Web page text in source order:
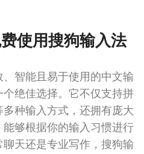
使用搜狗输入法
智能且易于使用的中文输
绝佳选择。它不仅支持拼
种输入方式，还拥有庞大
够根据你的输入习惯进行
天还是专业写作，搜狗输